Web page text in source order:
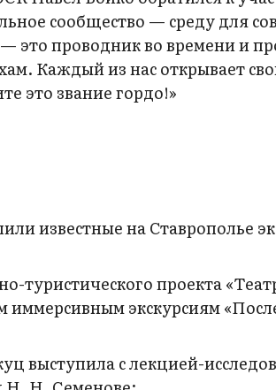
сообщество — среду для
это проводник во времени и
Каждый из нас открывает
это звание гордо!»
известные на Ставрополье
туристического проекта
иммерсивным экскурсиям
выступила с лекцией-